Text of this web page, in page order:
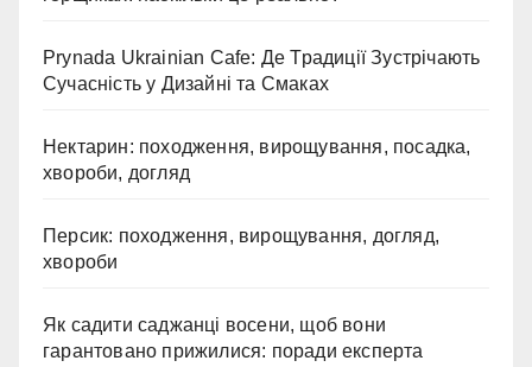
Prynada Ukrainian Cafe: Де Традиції Зустрічають
Сучасність у Дизайні та Смаках
Нектарин: походження, вирощування, посадка,
хвороби, догляд
Персик: походження, вирощування, догляд,
хвороби
Як садити саджанці восени, щоб вони
гарантовано прижилися: поради експерта